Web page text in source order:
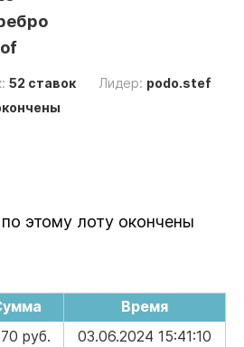
52 ставок Лидер: podo.stef
этому лоту окончены
Время
руб.
03.06.2024 15:41:10